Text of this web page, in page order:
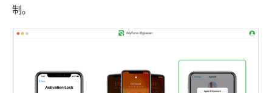
制。